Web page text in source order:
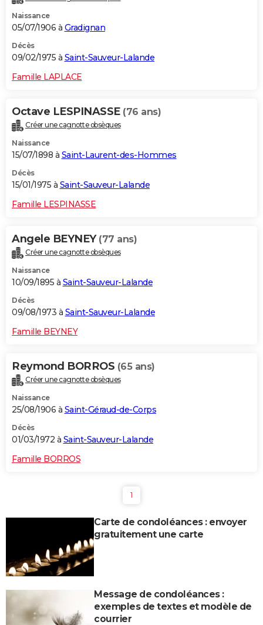
Naissance
05/07/1906 à Gradignan
Décès
09/02/1975 à Saint-Sauveur-Lalande
Famille LAPLACE
Octave LESPINASSE (76 ans)
Créer une cagnotte obsèques
Naissance
15/07/1898 à Saint-Laurent-des-Hommes
Décès
15/01/1975 à Saint-Sauveur-Lalande
Famille LESPINASSE
Angele BEYNEY (77 ans)
Créer une cagnotte obsèques
Naissance
10/09/1895 à Saint-Sauveur-Lalande
Décès
09/08/1973 à Saint-Sauveur-Lalande
Famille BEYNEY
Reymond BORROS (65 ans)
Créer une cagnotte obsèques
Naissance
25/08/1906 à Saint-Géraud-de-Corps
Décès
01/03/1972 à Saint-Sauveur-Lalande
Famille BORROS
1
Carte de condoléances : envoyer
gratuitement une carte
Message de condoléances :
exemples de textes et modèle de
courrier